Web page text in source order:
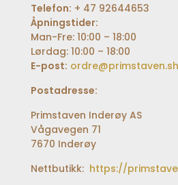
Telefon: + 47 92644653
Åpningstider:
Man-Fre: 10:00 – 18:00
Lørdag: 10:00 – 18:00
E-post:
Postadresse:
Primstaven Inderøy AS
Vågavegen 71
7670 Inderøy
Nettbutikk: https://